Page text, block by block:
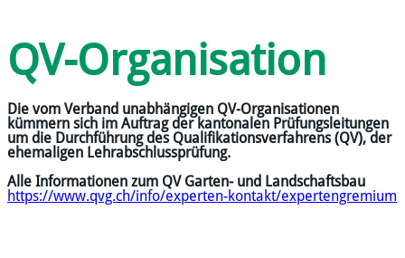
QV-Organisation
Die vom Verband unabhängigen QV-Organisationen
kümmern sich im Auftrag der kantonalen Prüfungsleitungen
um die Durchführung des Qualifikationsverfahrens (QV), der
ehemaligen Lehrabschlussprüfung.
Alle Informationen zum QV Garten- und Landschaftsbau
https://www.qvg.ch/info/experten-kontakt/expertengremium